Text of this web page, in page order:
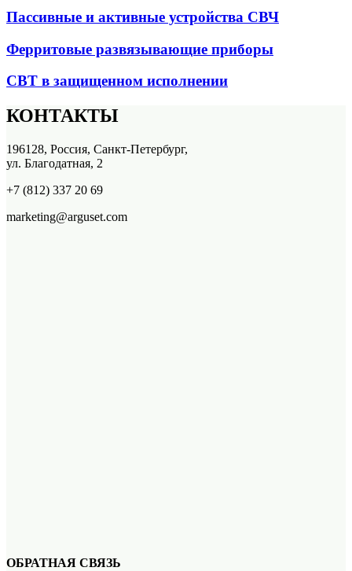
Пассивные и активные устройства СВЧ
Ферритовые развязывающие приборы
СВТ в защищенном исполнении
КОНТАКТЫ
196128, Россия, Санкт-Петербург,
ул. Благодатная, 2
+7 (812) 337 20 69
marketing@arguset.com
ОБРАТНАЯ СВЯЗЬ